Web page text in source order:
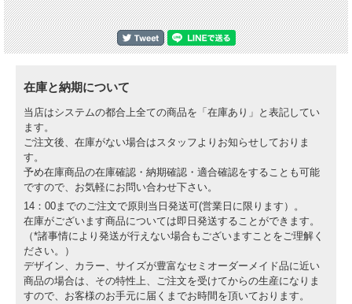
在庫と納期について
当店はシステムの都合上全ての商品を「在庫あり」と表記してい
ます。
ご注文後、在庫がない場合はスタッフよりお知らせしておりま
す。
予め在庫商品の在庫確認・納期確認・適合確認をすることも可能
ですので、お気軽にお問い合わせ下さい。
14：00までのご注文で原則当日発送可(営業日に限ります）。
在庫がございます商品については即日発送することができます。
（*諸事情により発送が行えない場合もございますことをご理解く
ださい。）
デザイン、カラー、サイズが豊富なセミオーダーメイド品に近い
商品の場合は、その特性上、ご注文を受けてからの生産になりま
すので、お客様のお手元に届くまでお時間を頂いております。